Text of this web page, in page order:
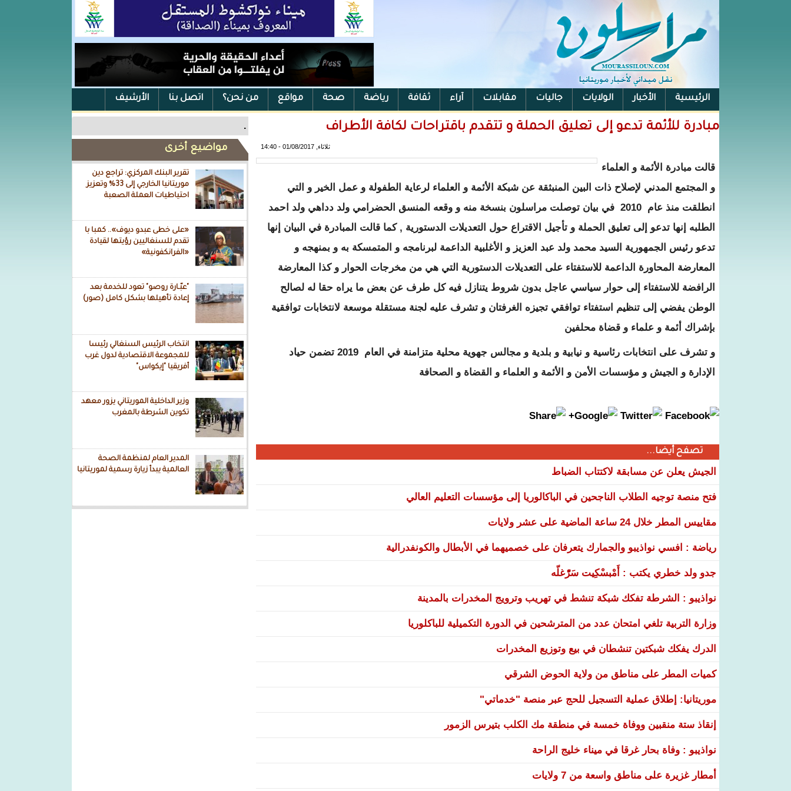
الرئيسية الأخبار الولايات جاليات مقابلات آراء ثقافة رياضة صحة مواقع من نحن؟ اتصل بنا الأرشيف
الفيس بوك .
مواضيع أخرى
تقرير البنك المركزي: تراجع دين
موريتانيا الخارجي إلى 33% وتعزيز
احتياطيات العملة الصعبة
«على خطى عبدو ديوف».. كمبا با
تقدم للسنغاليين رؤيتها لقيادة
«الفرانكفونية»
"عبّـارة روصو" تعود للخدمة بعد
إعادة تأهيلها بشكل كامل (صور)
انتخاب الرئيس السنغالي رئيسا
للمجموعة الاقتصادية لدول غرب
أفريقيا "إيكواس"
وزير الداخلية الموريتاني يزور معهد
تكوين الشرطة بالمغرب
المدير العام لمنظمة الصحة
العالمية يبدأ زيارة رسمية لموريتانيا
مبادرة للأئمة تدعو إلى تعليق الحملة و تتقدم باقتراحات لكافة الأطراف
ثلاثاء, 01/08/2017 - 14:40
قالت مبادرة الأئمة و العلماء
و المجتمع المدني لإصلاح ذات البين المنبثقة عن شبكة الأئمة و العلماء لرعاية الطفولة و عمل الخير و التي
انطلقت منذ عام 2010 في بيان توصلت مراسلون بنسخة منه و وقعه المنسق الحضرامي ولد دداهي ولد احمد
الطلبه إنها تدعو إلى تعليق الحملة و تأجيل الاقتراع حول التعديلات الدستورية , كما قالت المبادرة في البيان إنها
تدعو رئيس الجمهورية السيد محمد ولد عبد العزيز و الأغلبية الداعمة لبرنامجه و المتمسكة به و بمنهجه و
المعارضة المحاورة الداعمة للاستفتاء على التعديلات الدستورية التي هي من مخرجات الحوار و كذا المعارضة
الرافضة للاستفتاء إلى حوار سياسي عاجل بدون شروط يتنازل فيه كل طرف عن بعض ما يراه حقا له لصالح
الوطن يفضي إلى تنظيم استفتاء توافقي تجيزه الغرفتان و تشرف عليه لجنة مستقلة موسعة لانتخابات توافقية
بإشراك أئمة و علماء و قضاة محلفين
و تشرف على انتخابات رئاسية و نيابية و بلدية و مجالس جهوية محلية متزامنة في العام 2019 تضمن حياد
الإدارة و الجيش و مؤسسات الأمن و الأئمة و العلماء و القضاة و الصحافة
تصفح أيضا...
الجيش يعلن عن مسابقة لاكتتاب الضباط
فتح منصة توجيه الطلاب الناجحين في الباكالوريا إلى مؤسسات التعليم العالي
مقاييس المطر خلال 24 ساعة الماضية على عشر ولايات
رياضة : افسي نواذيبو والجمارك يتعرفان على خصميهما في الأبطال والكونفدرالية
جدو ولد خطري يكتب : أَمْبسْكِيت سَرّْغلّه
نواذيبو : الشرطة تفكك شبكة تنشط في تهريب وترويج المخدرات بالمدينة
وزارة التربية تلغي امتحان عدد من المترشحين في الدورة التكميلية للباكلوريا
الدرك يفكك شبكتين تنشطان في بيع وتوزيع المخدرات
كميات المطر على مناطق من ولاية الحوض الشرقي
موريتانيا: إطلاق عملية التسجيل للحج عبر منصة "خدماتي"
إنقاذ ستة منقبين ووفاة خمسة في منطقة مك الكلب بتيرس الزمور
نواذيبو : وفاة بحار غرقا في ميناء خليج الراحة
أمطار غزيرة على مناطق واسعة من 7 ولايات